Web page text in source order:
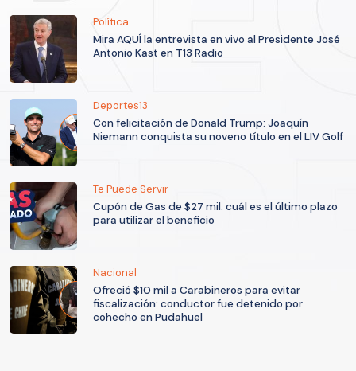
Política
Mira AQUÍ la entrevista en vivo al Presidente José
Antonio Kast en T13 Radio
Deportes13
Con felicitación de Donald Trump: Joaquín
Niemann conquista su noveno título en el LIV Golf
Te Puede Servir
Cupón de Gas de $27 mil: cuál es el último plazo
para utilizar el beneficio
Nacional
Ofreció $10 mil a Carabineros para evitar
fiscalización: conductor fue detenido por
cohecho en Pudahuel